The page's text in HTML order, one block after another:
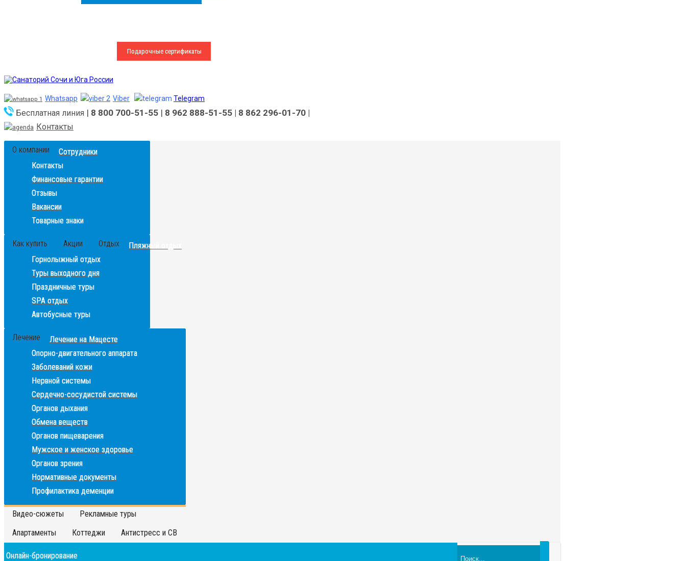
Подарочные сертификаты
Whatsapp Viber Telegram
Бесплатная линия | 8 800 700-51-55 | 8 962 888-51-55 | 8 862 296-01-70 |
Контакты
О компании
Сотрудники
Контакты
Финансовые гарантии
Отзывы
Вакансии
Товарные знаки
Как купить Акции Отдых
Пляжный отдых
Горнолыжный отдых
Туры выходного дня
Праздничные туры
SPA отдых
Автобусные туры
Лечение
Лечение на Мацесте
Опорно-двигательного аппарата
Заболеваний кожи
Нервной системы
Сердечно-сосудистой системы
Органов дыхания
Обмена веществ
Органов пищеварения
Мужское и женское здоровье
Органов зрения
Нормативные документы
Профилактика деменции
Видео-сюжеты
Рекламные туры
Апартаменты
Коттеджи Антистресс и СВ
Онлайн-бронирование